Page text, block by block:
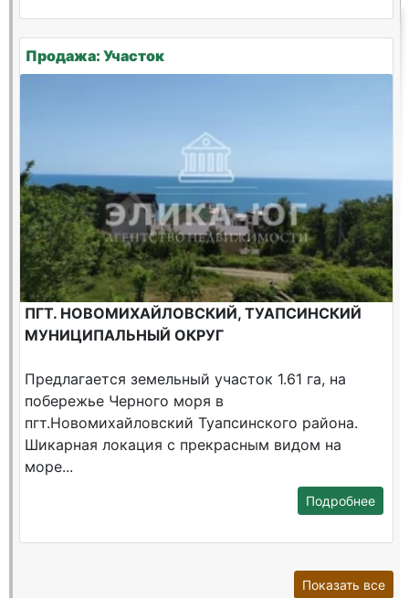
Продажа: Участок
ПГТ. НОВОМИХАЙЛОВСКИЙ, ТУАПСИНСКИЙ
МУНИЦИПАЛЬНЫЙ ОКРУГ
Предлагается земельный участок 1.61 га, на
побережье Черного моря в
пгт.Новомихайловский Туапсинского района.
Шикарная локация c прекрасным видом на
море...
Подробнее
Показать все